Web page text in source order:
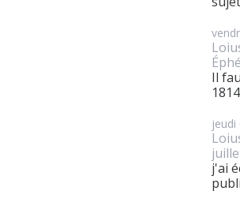
Il
jeudi
j'ai